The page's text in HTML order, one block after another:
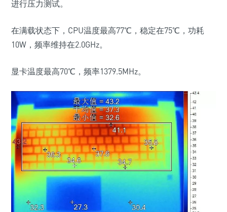
进行压力测试。
在满载状态下，CPU温度最高77℃，稳定在75℃，功耗
10W，频率维持在2.0GHz。
显卡温度最高70℃，频率1379.5MHz。